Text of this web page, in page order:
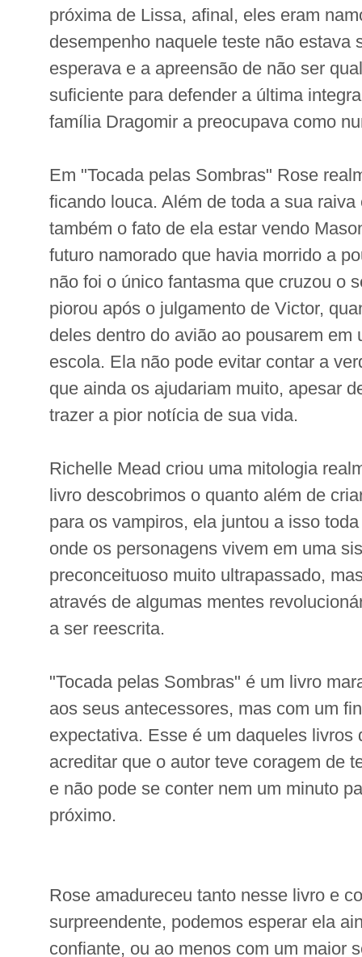
próxima de Lissa, afinal, eles eram
desempenho naquele teste não estava
esperava e a apreensão de não ser
suficiente para defender a última
família Dragomir a preocupava como
Em "Tocada pelas Sombras" Rose
ficando louca. Além de toda a sua raiva
também o fato de ela estar vendo
futuro namorado que havia morrido a
não foi o único fantasma que cruzou o
piorou após o julgamento de Victor,
deles dentro do avião ao pousarem em
escola. Ela não pode evitar contar a
que ainda os ajudariam muito, apesar
trazer a pior notícia de sua vida.
Richelle Mead criou uma mitologia
livro descobrimos o quanto além de
para os vampiros, ela juntou a isso
onde os personagens vivem em uma
preconceituoso muito ultrapassado,
através de algumas mentes
a ser reescrita.
"Tocada pelas Sombras" é um livro
aos seus antecessores, mas com um
expectativa. Esse é um daqueles livros
acreditar que o autor teve coragem de
e não pode se conter nem um minuto
próximo.
Rose amadureceu tanto nesse livro e
surpreendente, podemos esperar ela
confiante, ou ao menos com um maior